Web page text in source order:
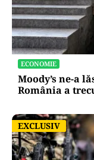
ECONOMIE
Moody’s ne-a
România a
EXCLUSIV
EXCLUSIV